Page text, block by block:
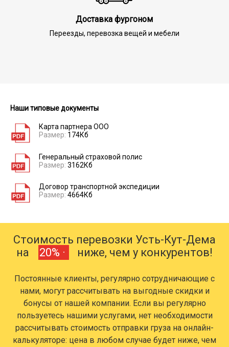
Доставка фургоном
Переезды, перевозка вещей и мебели
Наши типовые документы
Карта партнера ООО
Размер: 174Кб
Генеральный страховой полис
Размер: 3162Кб
Договор транспортной экспедиции
Размер: 4664Кб
Стоимость перевозки Усть-Кут-Дема
на
20% · ниже, чем у конкурентов!
Постоянные клиенты, регулярно сотрудничающие с
нами, могут рассчитывать на выгодные скидки и
бонусы от нашей компании. Если вы регулярно
пользуетесь нашими услугами, нет необходимости
рассчитывать стоимость отправки груза на онлайн-
калькуляторе: цена в любом случае будет ниже, чем